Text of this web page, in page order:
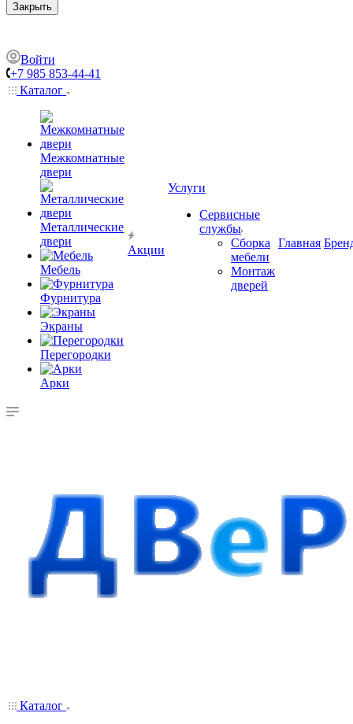
Закрыть
Войти
+7 985 853-44-41
Каталог
Межкомнатные
двери
Металлические
двери
Мебель
Фурнитура
Экраны
Перегородки
Арки
Акции
Услуги
Сервисные
службы
Сборка
мебели
Монтаж
дверей
Главная
Каталог